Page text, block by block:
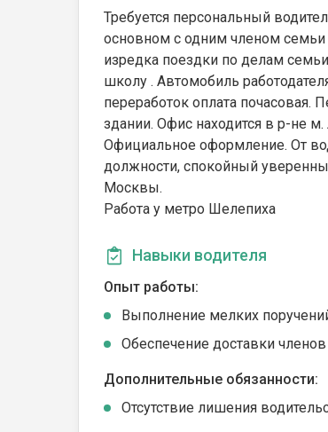
Требуется персональный
основном с одним членом
изредка поездки по делам
школу . Автомобиль
переработок оплата
здании. Офис находится в р-не м.
Официальное оформление. От
должности, спокойный
Москвы.
Работа у метро Шелепиха
Навыки водителя
Опыт работы:
Выполнение мелких
Обеспечение доставки
Дополнительные обязанности:
Отсутствие лишения